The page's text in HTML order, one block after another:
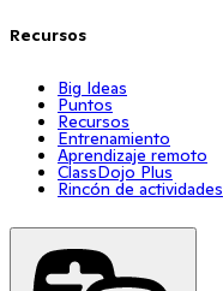
Recursos
Big Ideas
Puntos
Recursos
Entrenamiento
Aprendizaje remoto
ClassDojo Plus
Rincón de actividades